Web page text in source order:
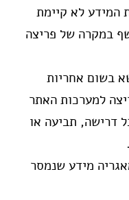
לא קיימת
במקרה של פריצה
בשום אחריות
למערכות האתר
דרישה, תביעה או
מידע שנמסר